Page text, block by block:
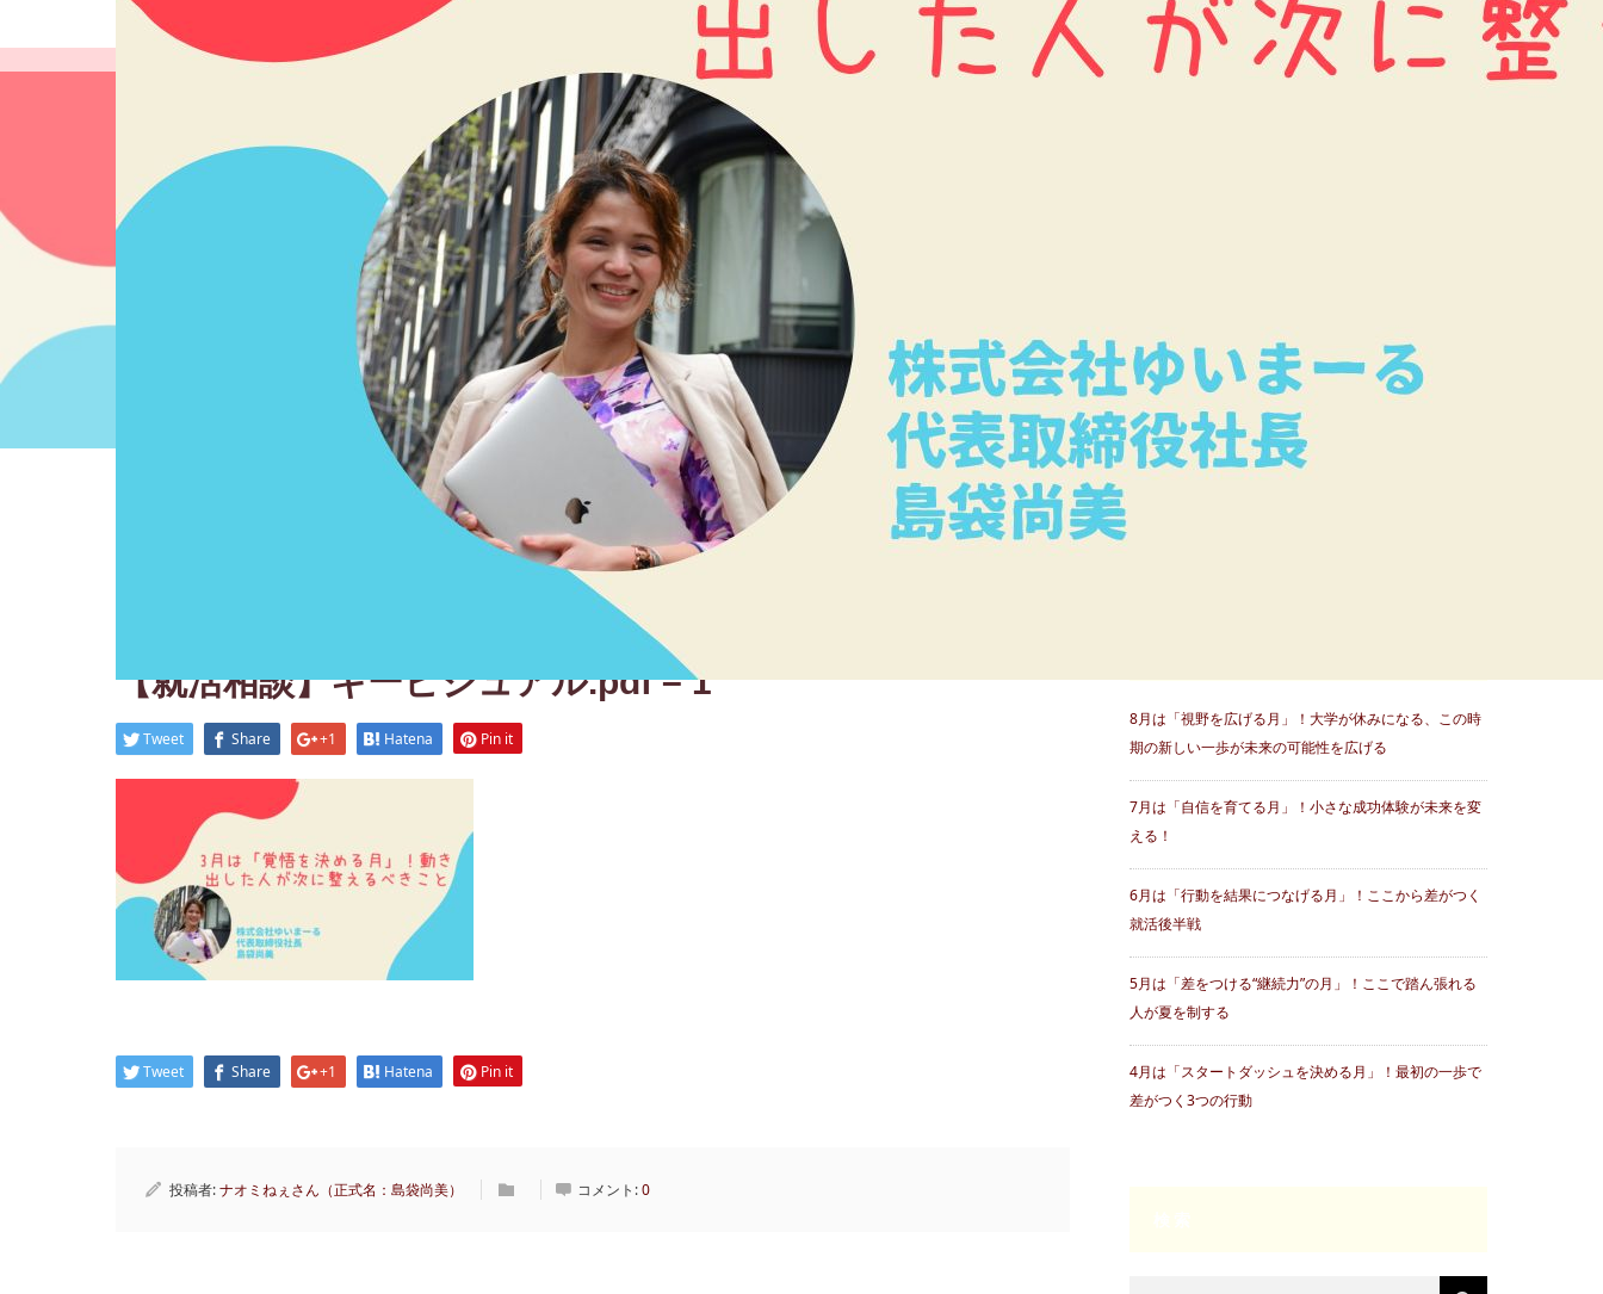
島袋尚美の就活相談 女性社長インタビュー イベント情報 就活掲示板 お知らせ
【就活相談】キービジュアル.pdf – 1
【就活相談】キービジュアル.pdf – 1
Tweet Share +1 Hatena Pin it
Tweet Share +1 Hatena Pin it
投稿者:ナオミねぇさん（正式名：島袋尚美） コメント:0
8月は「視野を広げる月」！大学が休みになる、この時
期の新しい一歩が未来の可能性を広げる
7月は「自信を育てる月」！小さな成功体験が未来を変
える！
6月は「行動を結果につなげる月」！ここから差がつく
就活後半戦
5月は「差をつける“継続力”の月」！ここで踏ん張れる
人が夏を制する
4月は「スタートダッシュを決める月」！最初の一歩で
差がつく3つの行動